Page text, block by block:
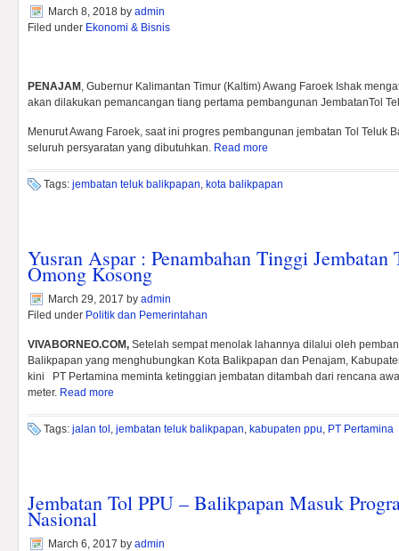
March 8, 2018 by admin
Filed under Ekonomi & Bisnis
PENAJAM , Gubernur Kalimantan Timur (Kaltim) Awang Faroek Ishak
akan dilakukan pemancangan tiang pertama pembangunan JembatanTol
Menurut Awang Faroek, saat ini progres pembangunan jembatan Tol Teluk
seluruh persyaratan yang dibutuhkan. Read more
Tags: jembatan teluk balikpapan, kota balikpapan
Yusran Aspar : Penambahan Tinggi
Omong Kosong
March 29, 2017 by admin
Filed under Politik dan Pemerintahan
VIVABORNEO.COM, Setelah sempat menolak lahannya dilalui oleh
Balikpapan yang menghubungkan Kota Balikpapan dan Penajam,
kini PT Pertamina meminta ketinggian jembatan ditambah dari rencana
meter. Read more
Tags: jalan tol , jembatan teluk balikpapan, kabupaten ppu, PT Pertamina
Jembatan Tol PPU – Balikpapan Masuk
Nasional
March 6, 2017 by admin